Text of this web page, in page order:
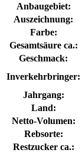
Anbaugebiet:
Auszeichnung:
Farbe:
Gesamtsäure ca.:
Geschmack:
Inverkehrbringer:
Jahrgang:
Land:
Netto-Volumen:
Rebsorte:
Restzucker ca.: